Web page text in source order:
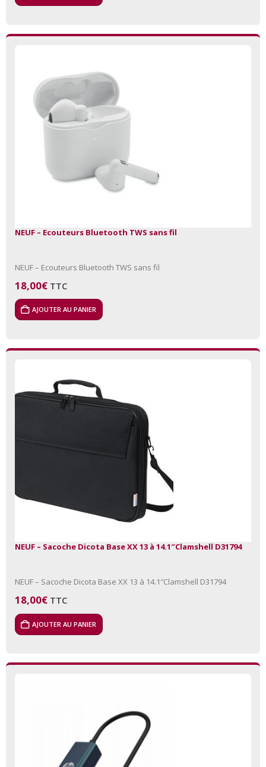
NEUF – Ecouteurs Bluetooth TWS sans fil
NEUF – Ecouteurs Bluetooth TWS sans fil
18,00€ TTC
AJOUTER AU PANIER
NEUF – Sacoche Dicota Base XX 13 à 14.1″Clamshell D31794
NEUF – Sacoche Dicota Base XX 13 à 14.1″Clamshell D31794
18,00€ TTC
AJOUTER AU PANIER